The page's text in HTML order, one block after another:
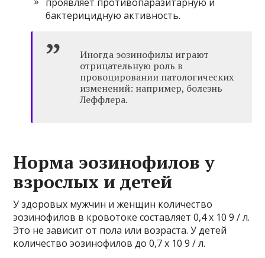
бактерицидную активность.
Иногда эозинофилы играют
отрицательную роль в
провоцировании патологических
изменений: например, болезнь
Леффлера.
Норма эозинофилов у
взрослых и детей
У здоровых мужчин и женщин количество
эозинофилов в кровотоке составляет 0,4 х 10 9 / л.
Это не зависит от пола или возраста. У детей
количество эозинофилов до 0,7 х 10 9 / л.